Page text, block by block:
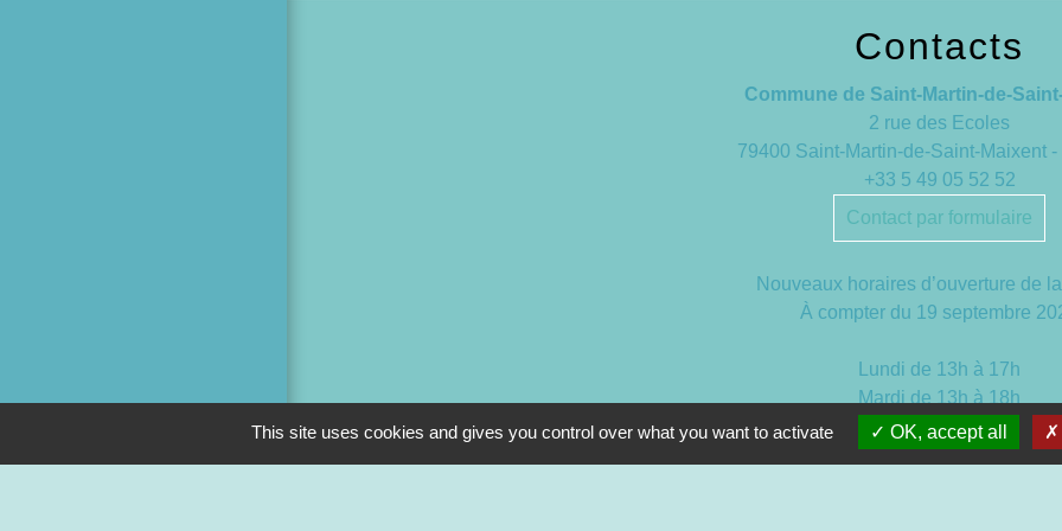
Contacts
Commune de Saint-Martin-de-
2 rue des Ecoles
79400 Saint-Martin-de-Saint-Maixent
+33 5 49 05 52 52
Contact par formulaire
Nouveaux horaires d’ouverture de
À compter du 19 septembre
Lundi de 13h à 17h
Mardi de 13h à 18h
Mercredi de 9h à 12h et de 13h à
Jeudi de 9h à 12h et de 13h à
This site uses cookies and gives you control over what you want to activate OK, accept all